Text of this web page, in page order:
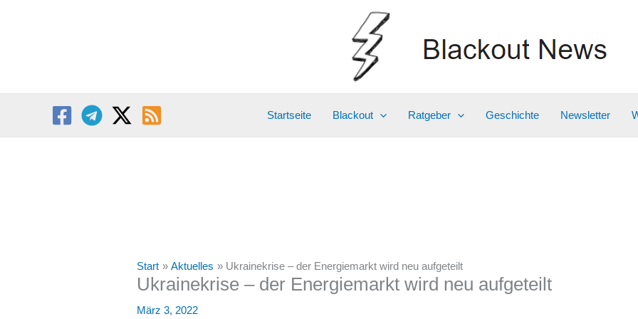
Startseite Blackout Ratgeber Geschichte Newsletter
Start Aktuelles Ukrainekrise – der Energiemarkt wird neu aufgeteilt
Ukrainekrise – der Energiemarkt wird neu aufgeteilt
März 3, 2022